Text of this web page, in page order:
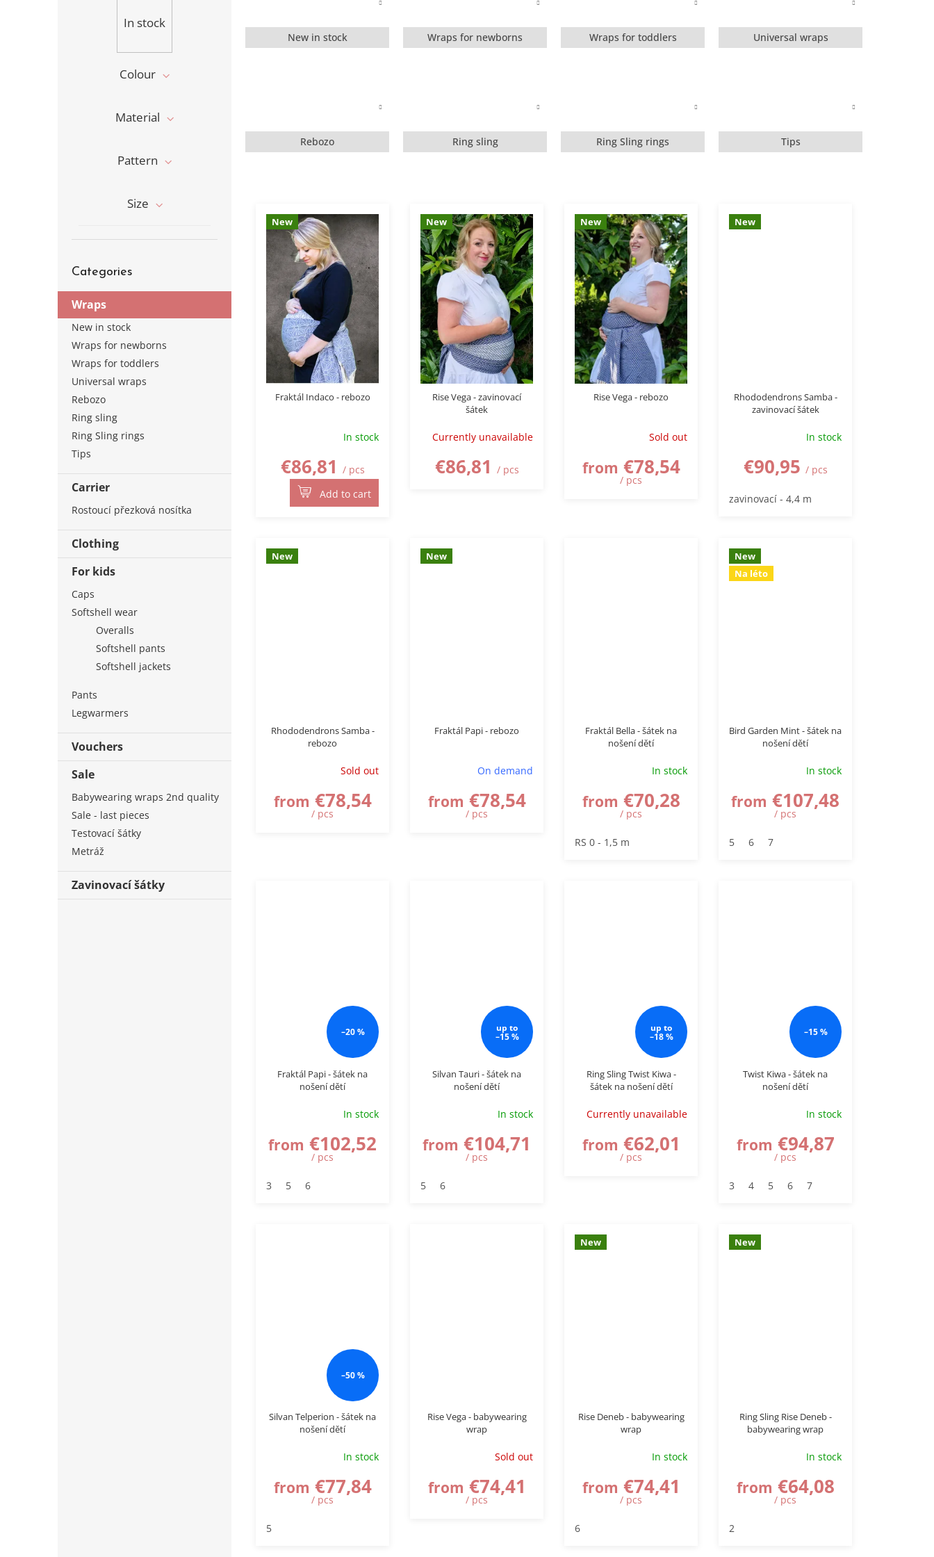
In stock
Colour
Material
Pattern
Size
categories
Categories
Wraps
New in stock
Wraps for newborns
Wraps for toddlers
Universal wraps
Rebozo
Ring sling
Ring Sling rings
Tips
Carrier
Rostoucí přezková nosítka
Clothing
For kids
Caps
Softshell wear
Overalls
Softshell pants
Softshell jackets
Pants
Legwarmers
Vouchers
Sale
Babywearing wraps 2nd quality
Sale - last pieces
Testovací šátky
Metráž
Zavinovací šátky
New in stock Wraps for newborns Wraps for toddlers Universal wraps
Rebozo Ring sling Ring Sling rings Tips
New
Fraktál Indaco - rebozo
In stock
€86,81 / pcs
Add to cart
New
Rise Vega - zavinovací
šátek
Currently unavailable
€86,81 / pcs
New
Rise Vega - rebozo
Sold out
from €78,54
/ pcs
New
Rhododendrons Samba -
zavinovací šátek
In stock
€90,95 / pcs
zavinovací - 4,4 m
New
Rhododendrons Samba -
rebozo
Sold out
from €78,54
/ pcs
New
Fraktál Papi - rebozo
On demand
from €78,54
/ pcs
Fraktál Bella - šátek na
nošení dětí
In stock
from €70,28
/ pcs
RS 0 - 1,5 m
New
Na léto
Bird Garden Mint - šátek na
nošení dětí
In stock
from €107,48
/ pcs
5 6 7
–20 %
Fraktál Papi - šátek na
nošení dětí
In stock
from €102,52
/ pcs
3 5 6
up to
–15 %
Silvan Tauri - šátek na
nošení dětí
In stock
from €104,71
/ pcs
5 6
up to
–18 %
Ring Sling Twist Kiwa -
šátek na nošení dětí
Currently unavailable
from €62,01
/ pcs
–15 %
Twist Kiwa - šátek na
nošení dětí
In stock
from €94,87
/ pcs
3 4 5 6 7
–50 %
Silvan Telperion - šátek na
nošení dětí
In stock
from €77,84
/ pcs
5
Rise Vega - babywearing
wrap
Sold out
from €74,41
/ pcs
New
Rise Deneb - babywearing
wrap
In stock
from €74,41
/ pcs
6
New
Ring Sling Rise Deneb -
babywearing wrap
In stock
from €64,08
/ pcs
2